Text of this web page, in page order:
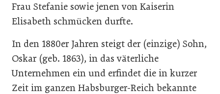
Frau Stefanie sowie jenen von Kaiserin
Elisabeth schmücken durfte.
In den 1880er Jahren steigt der (einzige) Sohn,
Oskar (geb. 1863), in das väterliche
Unternehmen ein und erfindet die in kurzer
Zeit im ganzen Habsburger-Reich bekannte